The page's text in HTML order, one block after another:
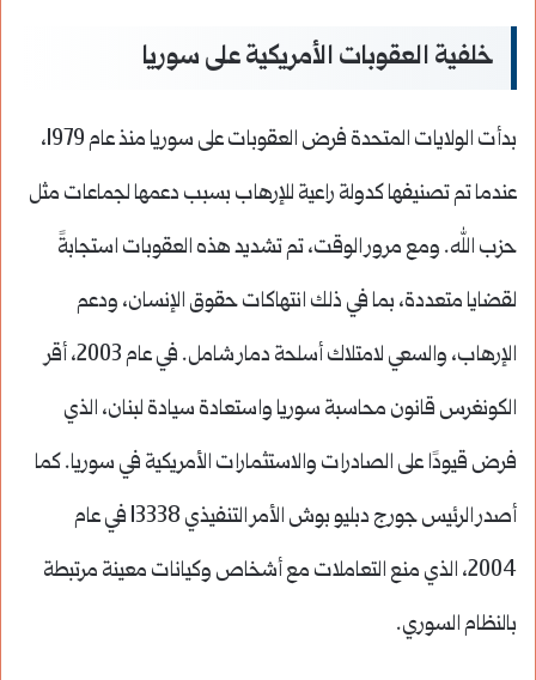
خلفية العقوبات الأمريكية على سوريا
بدأت الولايات المتحدة فرض العقوبات على سوريا منذ عام 1979،
عندما تم تصنيفها كدولة راعية للإرهاب بسبب دعمها لجماعات مثل
حزب الله. ومع مرور الوقت، تم تشديد هذه العقوبات استجابةً
لقضايا متعددة، بما في ذلك انتهاكات حقوق الإنسان، ودعم
الإرهاب، والسعي لامتلاك أسلحة دمار شامل. في عام 2003، أقر
الكونغرس قانون محاسبة سوريا واستعادة سيادة لبنان، الذي
فرض قيودًا على الصادرات والاستثمارات الأمريكية في سوريا. كما
أصدر الرئيس جورج دبليو بوش الأمر التنفيذي 13338 في عام
2004، الذي منع التعاملات مع أشخاص وكيانات معينة مرتبطة
بالنظام السوري.